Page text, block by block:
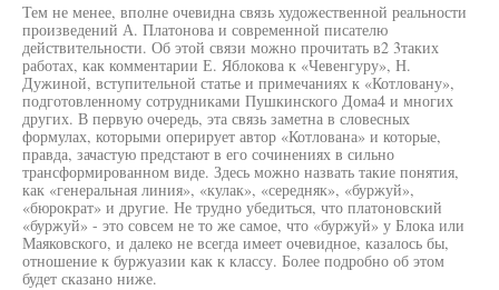
Тем не менее, вполне очевидна связь художественной реальности
произведений А. Платонова и современной писателю
действительности. Об этой связи можно прочитать в2 3таких
работах, как комментарии Е. Яблокова к «Чевенгуру», Н.
Дужиной, вступительной статье и примечаниях к «Котловану»,
подготовленному сотрудниками Пушкинского Дома4 и многих
других. В первую очередь, эта связь заметна в словесных
формулах, которыми оперирует автор «Котлована» и которые,
правда, зачастую предстают в его сочинениях в сильно
трансформированном виде. Здесь можно назвать такие понятия,
как «генеральная линия», «кулак», «середняк», «буржуй»,
«бюрократ» и другие. Не трудно убедиться, что платоновский
«буржуй» - это совсем не то же самое, что «буржуй» у Блока или
Маяковского, и далеко не всегда имеет очевидное, казалось бы,
отношение к буржуазии как к классу. Более подробно об этом
будет сказано ниже.